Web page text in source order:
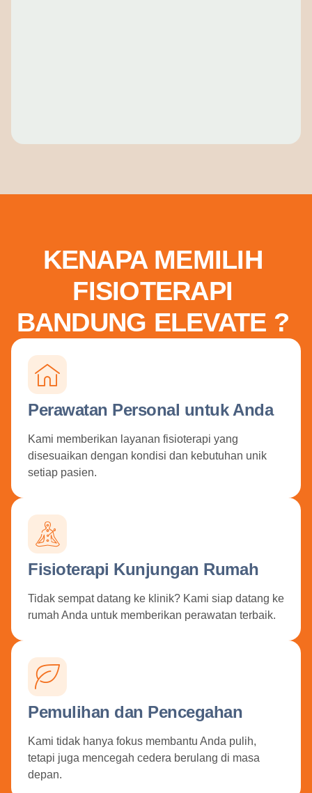
KENAPA MEMILIH
FISIOTERAPI
BANDUNG ELEVATE ?
Perawatan Personal untuk Anda
Kami memberikan layanan fisioterapi yang
disesuaikan dengan kondisi dan kebutuhan unik
setiap pasien.
Fisioterapi Kunjungan Rumah
Tidak sempat datang ke klinik? Kami siap datang ke
rumah Anda untuk memberikan perawatan terbaik.
Pemulihan dan Pencegahan
Kami tidak hanya fokus membantu Anda pulih,
tetapi juga mencegah cedera berulang di masa
depan.